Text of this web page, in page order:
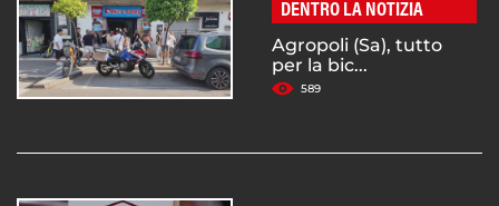
DENTRO LA NOTIZIA
Agropoli (Sa), tutto
per la bic...
589